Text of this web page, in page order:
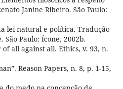
Janine Ribeiro. São Paulo:
da lei natural e política. Tradução
Paulo: Ícone, 2002b.
of all against all. Ethics, v. 93, n.
Reason Papers, n. 8, p. 1-15,